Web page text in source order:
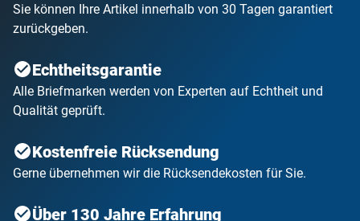
Sie können Ihre Artikel innerhalb von 30 Tagen garantiert
zurückgeben.
Echtheitsgarantie
Alle Briefmarken werden von Experten auf Echtheit und
Qualität geprüft.
Kostenfreie Rücksendung
Gerne übernehmen wir die Rücksendekosten für Sie.
Über 130 Jahre Erfahrung